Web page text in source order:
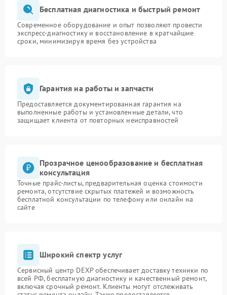
Бесплатная диагностика и быстрый ремонт
Современное оборудование и опыт позволяют провести
экспресс-диагностику и восстановление в кратчайшие
сроки, минимизируя время без устройства
Гарантия на работы и запчасти
Предоставляется документированная гарантия на
выполненные работы и установленные детали, что
защищает клиента от повторных неисправностей
Прозрачное ценообразование и бесплатная
консультация
Точные прайс-листы, предварительная оценка стоимости
ремонта, отсутствие скрытых платежей и возможность
бесплатной консультации по телефону или онлайн на
сайте
Широкий спектр услуг
Сервисный центр DEXP обеспечивает доставку техники по
всей РФ, бесплатную диагностику и качественный ремонт,
включая срочный ремонт. Клиенты могут отслеживать